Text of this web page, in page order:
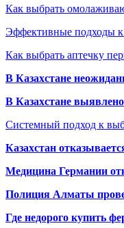
Как выбрать
Эффективные подходы к
Как выбрать аптечку
В Казахстане
В Казахстане
Системный подход к
Казахстан
Медицина Германии
Полиция Алматы
Где недорого купить